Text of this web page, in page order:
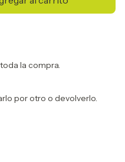
la compra.
por otro o devolverlo.